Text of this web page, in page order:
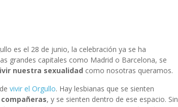
es el 28 de junio, la celebración ya se ha
grandes capitales como Madrid o Barcelona, se
nuestra sexualidad como nosotras queramos.
vivir el Orgullo. Hay lesbianas que se sienten
, y se sienten dentro de ese espacio. Sin